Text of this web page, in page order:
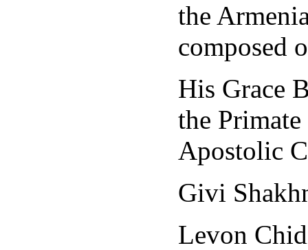
the
composed
His Grace
the
Apostolic
Givi
Levon